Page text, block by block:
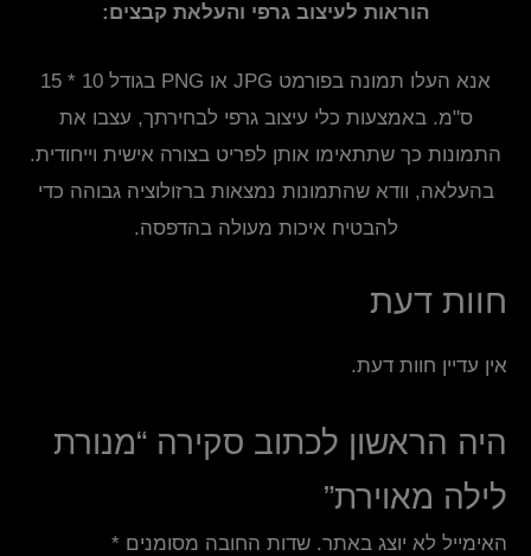
הוראות לעיצוב גרפי והעלאת קבצים:
אנא העלו תמונה בפורמט JPG או PNG בגודל 10 * 15
ס"מ. באמצעות כלי עיצוב גרפי לבחירתך, עצבו את
התמונות כך שתתאימו אותן לפריט בצורה אישית וייחודית.
בהעלאה, וודא שהתמונות נמצאות ברזולוציה גבוהה כדי
להבטיח איכות מעולה בהדפסה.
חוות דעת
אין עדיין חוות דעת.
היה הראשון לכתוב סקירה “מנורת
לילה מאוירת”
האימייל לא יוצג באתר. שדות החובה מסומנים *